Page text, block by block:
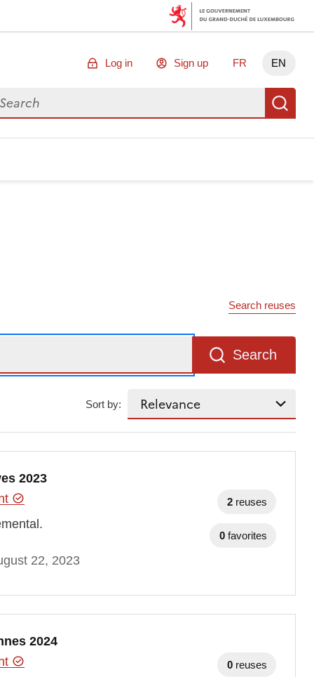
Log in Sign up FR EN
for data
Search reuses
Search
Sort by:
2023
22, 2023
2 reuses
0 favorites
2024
0 reuses